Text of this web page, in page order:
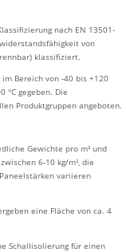
nach EN 13501-
von
klassifiziert.
Bereich von -40 bis +120
°C gegeben. Die
Produktgruppen angeboten.
Gewichte pro m² und
6-10 kg/m², die
variieren
eine Fläche von ca. 4
Schallisolierung für einen